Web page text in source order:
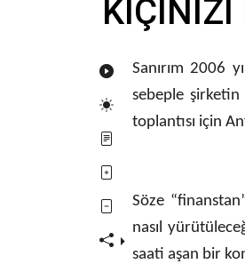
KIÇINIZI
Sanırım 2006
sebeple
toplantısı için
Söze
nasıl
saati aşan bir